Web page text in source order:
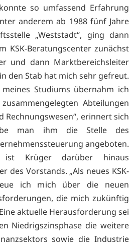
so umfassend Erfahrung
anderem ab 1988 fünf Jahre
„Weststadt“, ging dann
KSK-Beratungscenter zunächst
und dann Marktbereichsleiter
den Stab hat mich sehr gefreut.
Studiums übernahm ich
Abteilungen
erinnert sich
man ihm die Stelle des
angeboten.
Krüger darüber hinaus
des Vorstands. „Als neues KSK-
ich mich über die neuen
die mich zukünftig
aktuelle Herausforderung sei
Niedrigszinsphase die weitere
sowie die Industrie